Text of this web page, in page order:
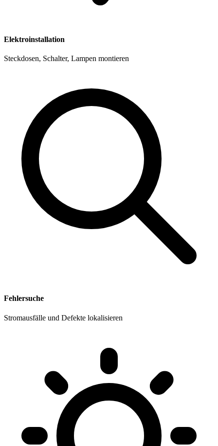
Elektroinstallation
Steckdosen, Schalter, Lampen montieren
Fehlersuche
Stromausfälle und Defekte lokalisieren